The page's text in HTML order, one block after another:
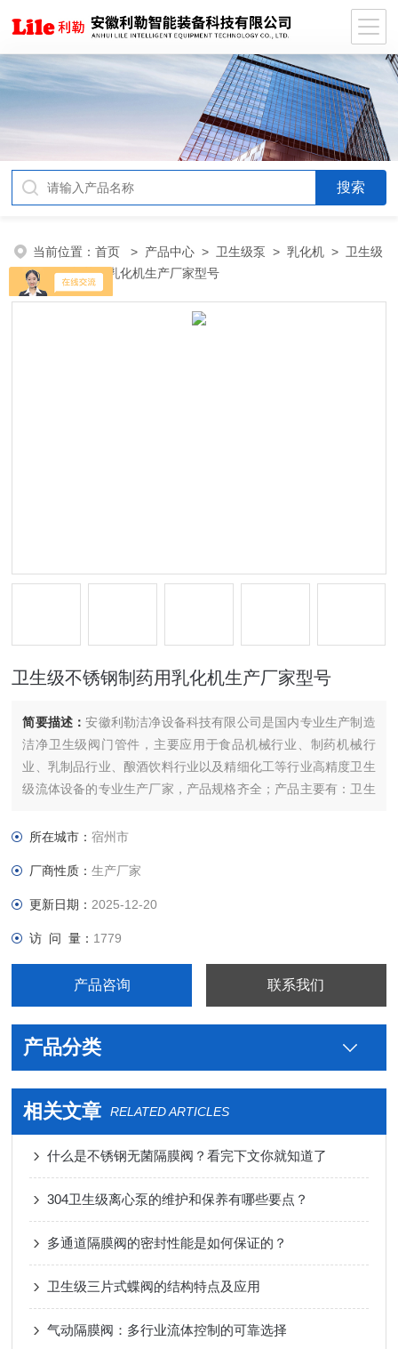
当前位置：首页 > 产品中心 > 卫生级泵 >乳化机 > 卫生级
不锈钢制药用乳化机生产厂家型号
卫生级不锈钢制药用乳化机生产厂家型号
简要描述：安徽利勒洁净设备科技有限公司是国内专业生产制造
洁净卫生级阀门管件，主要应用于食品机械行业、制药机械行
业、乳制品行业、酿酒饮料行业以及精细化工等行业高精度卫生
级流体设备的专业生产厂家，产品规格齐全；产品主要有：卫生
空法兰，真空管件，真空弯头，真空三通，真空大小头，ISO法
所在城市：宿州市
厂商性质：生产厂家
更新日期： 2025-12-20
访 问 量： 1779
产品咨询 联系我们
产品分类
相关文章 RELATED ARTICLES
什么是不锈钢无菌隔膜阀？看完下文你就知道了
304卫生级离心泵的维护和保养有哪些要点？
多通道隔膜阀的密封性能是如何保证的？
卫生级三片式蝶阀的结构特点及应用
气动隔膜阀：多行业流体控制的可靠选择